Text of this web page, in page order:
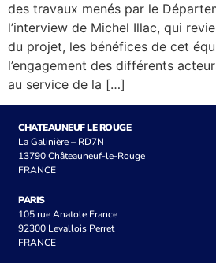
des travaux menés par le
l’interview de Michel Illac, qui
du projet, les bénéfices de cet
l’engagement des différents
au service de la […]
CHATEAUNEUF LE ROUGE
La Galinière – RD7N
13790 Châteauneuf-le-Rouge
FRANCE
PARIS
105 rue Anatole France
92300 Levallois Perret
FRANCE